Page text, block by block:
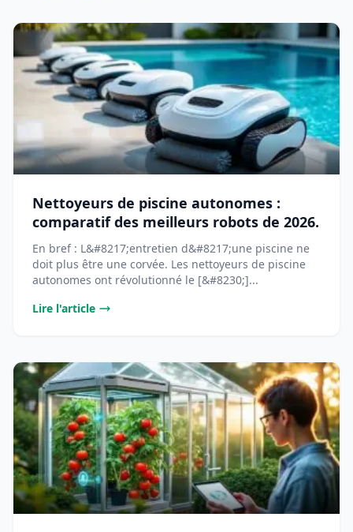
Nettoyeurs de piscine autonomes :
comparatif des meilleurs robots de 2026.
En bref : L&#8217;entretien d&#8217;une piscine ne
doit plus être une corvée. Les nettoyeurs de piscine
autonomes ont révolutionné le [&#8230;]...
Lire l'article